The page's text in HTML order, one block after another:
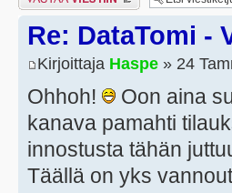
Re: DataTomi -
Kirjoittaja Haspe » 24
Ohhoh!
Oon aina
kanava pamahti
innostusta tähän
Täällä on yks